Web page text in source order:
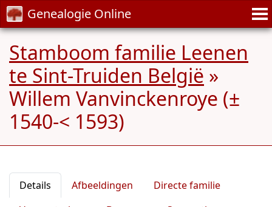
Genealogie Online
Stamboom familie Leenen
te Sint-Truiden België »
Willem Vanvinckenroye (±
1540-< 1593)
Details Afbeeldingen
Directe familie